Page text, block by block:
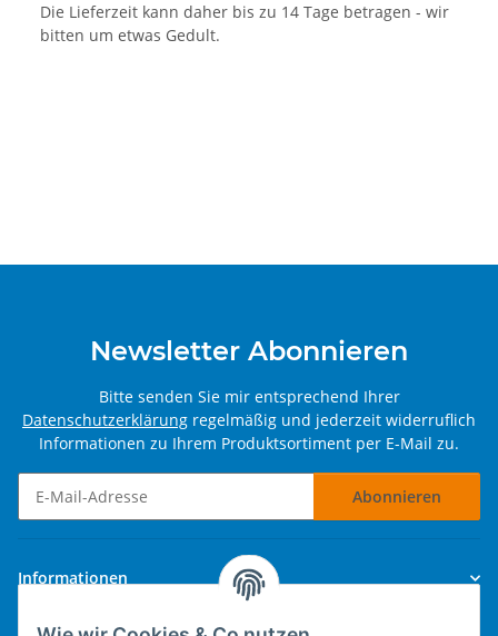
Die Lieferzeit kann daher bis zu 14 Tage betragen - wir
bitten um etwas Gedult.
Newsletter Abonnieren
Bitte senden Sie mir entsprechend Ihrer
Datenschutzerklärung regelmäßig und jederzeit widerruflich
Informationen zu Ihrem Produktsortiment per E-Mail zu.
Abonnieren
Informationen